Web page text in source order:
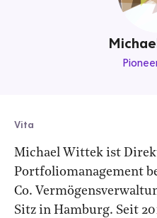
Vita
Michael Wittek ist
Portfoliomanagement
Co.
Sitz in Hamburg. Seit